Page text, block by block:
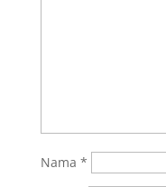
Nama *